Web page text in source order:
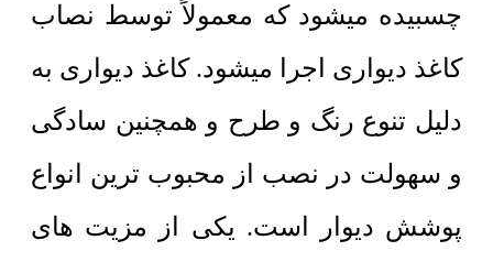
چسبیده میشود که معمولاً توسط نصاب
کاغذ دیواری اجرا میشود. کاغذ دیواری به
دلیل تنوع رنگ و طرح و همچنین سادگی
و سهولت در نصب از محبوب ترین انواع
پوشش دیوار است. یکی از مزیت های